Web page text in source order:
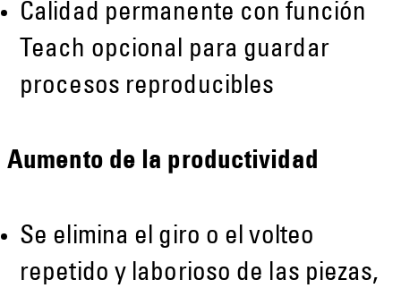
Calidad permanente con función
Teach opcional para guardar
procesos reproducibles
Aumento de la productividad
Se elimina el giro o el volteo
repetido y laborioso de las piezas,